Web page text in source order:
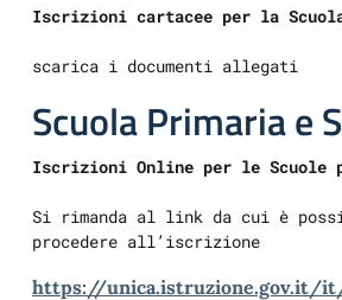
Iscrizioni cartacee per la
scarica i documenti allegati
Scuola Primaria e
Iscrizioni Online per le Scuole
Si rimanda al link da cui è
procedere all’iscrizione
https://unica.istruzione.gov.it/